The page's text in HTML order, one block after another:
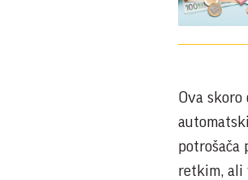
Ova
potrošača
retkim, ali